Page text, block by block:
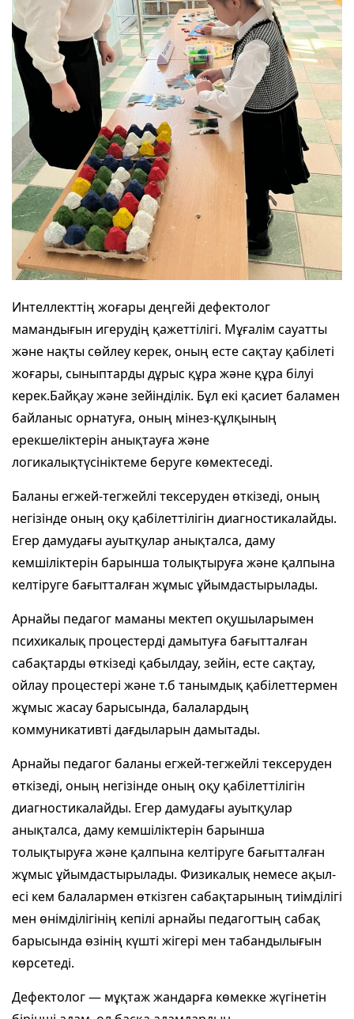
Интеллекттің жоғары деңгейі дефектолог
мамандығын игерудің қажеттілігі. Мұғалім сауатты
және нақты сөйлеу керек, оның есте сақтау қабілеті
жоғары, сыныптарды дұрыс құра және құра білуі
керек.Байқау және зейінділік. Бұл екі қасиет баламен
байланыс орнатуға, оның мінез-құлқының
ерекшеліктерін анықтауға және
логикалықтүсініктеме беруге көмектеседі.
Баланы егжей-тегжейлі тексеруден өткізеді, оның
негізінде оның оқу қабілеттілігін диагностикалайды.
Егер дамудағы ауытқулар анықталса, даму
кемшіліктерін барынша толықтыруға және қалпына
келтіруге бағытталған жұмыс ұйымдастырылады.
Арнайы педагог маманы мектеп оқушыларымен
психикалық процестерді дамытуға бағытталған
сабақтарды өткізеді қабылдау, зейін, есте сақтау,
ойлау процестері және т.б танымдық қабілеттермен
жұмыс жасау барысында, балалардың
коммуникативті дағдыларын дамытады.
Арнайы педагог баланы егжей-тегжейлі тексеруден
өткізеді, оның негізінде оның оқу қабілеттілігін
диагностикалайды. Егер дамудағы ауытқулар
анықталса, даму кемшіліктерін барынша
толықтыруға және қалпына келтіруге бағытталған
жұмыс ұйымдастырылады. Физикалық немесе ақыл-
есі кем балалармен өткізген сабақтарының тиімділігі
мен өнімділігінің кепілі арнайы педагогтың сабақ
барысында өзінің күшті жігері мен табандылығын
көрсетеді.
Дефектолог — мұқтаж жандарға көмекке жүгінетін